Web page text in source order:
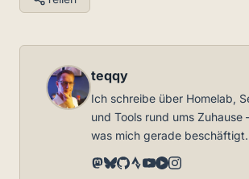
teqqy
Ich schreibe über Homelab,
und Tools rund ums Zuhause
was mich gerade beschäftigt.